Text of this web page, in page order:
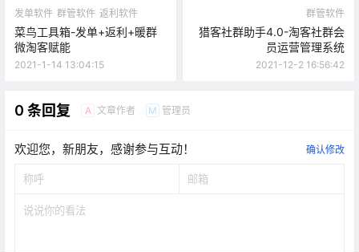
发单软件 群管软件 返利软件
菜鸟工具箱-发单+返利+暖群
微淘客赋能
2021-1-14 13:04:15
群管软件
猎客社群助手4.0-淘客社群会
员运营管理系统
2021-12-2 16:56:42
0 条回复 A 文章作者 M 管理员
欢迎您，新朋友，感谢参与互动！ 确认修改